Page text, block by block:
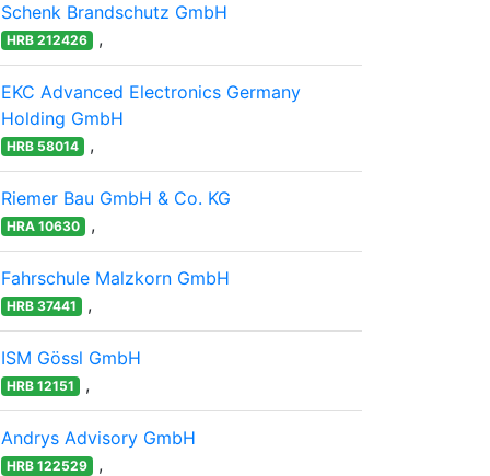
Schenk Brandschutz GmbH
HRB 212426 ,
EKC Advanced Electronics Germany
Holding GmbH
HRB 58014 ,
Riemer Bau GmbH & Co. KG
HRA 10630 ,
Fahrschule Malzkorn GmbH
HRB 37441 ,
ISM Gössl GmbH
HRB 12151 ,
Andrys Advisory GmbH
HRB 122529 ,